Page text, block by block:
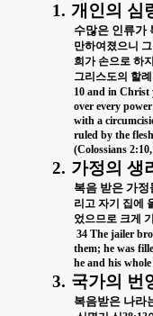
1. 개인의 심
수많은 인류가
만하여졌으니
희가 손으로 하
그리스도의 할
10 and in Christ
over every
with a
ruled by the
(Colossians
2. 가정의 생
복음 받은 가
리고 자기 집에
었으므로 크게
34 The jailer
them; he was
he and his
3. 국가의 번
복음받은 나라